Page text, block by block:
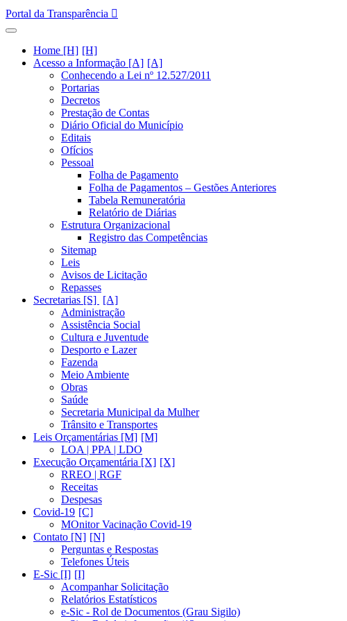
Portal da Transparência
Home [H]
Acesso a Informação [A]
Conhecendo a Lei nº 12.527/2011
Portarias
Decretos
Prestação de Contas
Diário Oficial do Município
Editais
Ofícios
Pessoal
Folha de Pagamento
Folha de Pagamentos – Gestões Anteriores
Tabela Remuneratória
Relatório de Diárias
Estrutura Organizacional
Registro das Competências
Sitemap
Leis
Avisos de Licitação
Repasses
Secretarias [S]
Administração
Assistência Social
Cultura e Juventude
Desporto e Lazer
Fazenda
Meio Ambiente
Obras
Saúde
Secretaria Municipal da Mulher
Trânsito e Transportes
Leis Orçamentárias [M]
LOA | PPA | LDO
Execução Orçamentária [X]
RREO | RGF
Receitas
Despesas
Covid-19
MOnitor Vacinação Covid-19
Contato [N]
Perguntas e Respostas
Telefones Úteis
E-Sic [I]
Acompanhar Solicitação
Relatórios Estatísticos
e-Sic - Rol de Documentos (Grau Sigilo)